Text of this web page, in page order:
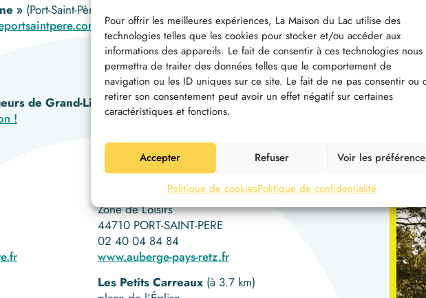
Pour offrir les meilleures expériences, La Maison du Lac utilise des
technologies telles que les cookies pour stocker et/ou accéder aux
informations des appareils. Le fait de consentir à ces technologies nous
permettra de traiter des données telles que le comportement de
navigation ou les ID uniques sur ce site. Le fait de ne pas consentir ou
retirer son consentement peut avoir un effet négatif sur certaines
caractéristiques et fonctions.
Accepter Refuser Voir les
Politique de cookiesPolitique de confidentialité
» (Port-Saint-Père)
de Grand-Lieuregroupe 35 hébergements touristiques
!
AUTOUR DE BOUAYE
Auberge du Pays de Retz(à 4.5 km)
Zone de Loisirs
44710 PORT-SAINT-PERE
02 40 04 84 84
www.auberge-pays-retz.fr
Les Petits Carreaux(à 3.7 km)